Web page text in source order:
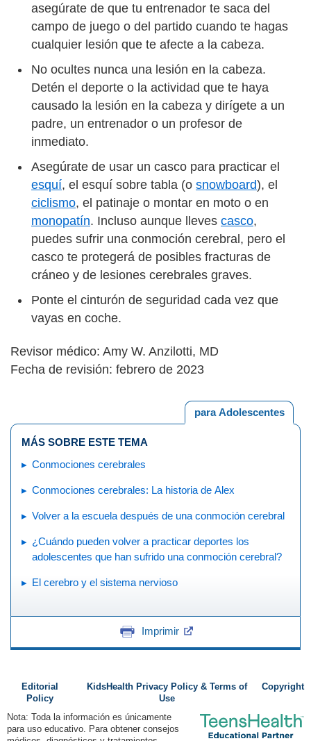
asegúrate de que tu entrenador te saca del
campo de juego o del partido cuando te hagas
cualquier lesión que te afecte a la cabeza.
No ocultes nunca una lesión en la cabeza.
Detén el deporte o la actividad que te haya
causado la lesión en la cabeza y dirígete a un
padre, un entrenador o un profesor de
inmediato.
Asegúrate de usar un casco para practicar el
esquí, el esquí sobre tabla (o snowboard), el
ciclismo, el patinaje o montar en moto o en
monopatín. Incluso aunque lleves casco,
puedes sufrir una conmoción cerebral, pero el
casco te protegerá de posibles fracturas de
cráneo y de lesiones cerebrales graves.
Ponte el cinturón de seguridad cada vez que
vayas en coche.
Revisor médico: Amy W. Anzilotti, MD
Fecha de revisión: febrero de 2023
para Adolescentes
MÁS SOBRE ESTE TEMA
Conmociones cerebrales
Conmociones cerebrales: La historia de Alex
Volver a la escuela después de una conmoción cerebral
¿Cuándo pueden volver a practicar deportes los
adolescentes que han sufrido una conmoción cerebral?
El cerebro y el sistema nervioso
Imprimir
Editorial
Policy
KidsHealth Privacy Policy & Terms of
Use
Copyright
Nota: Toda la información es únicamente
para uso educativo. Para obtener consejos